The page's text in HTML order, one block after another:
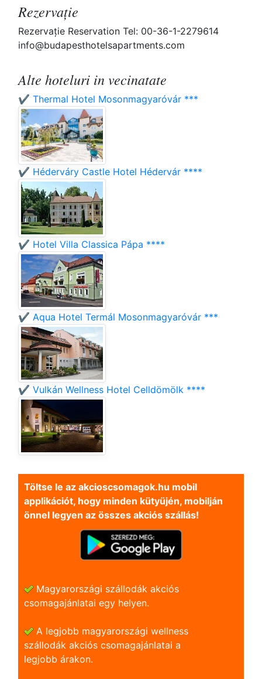
Rezervaţie
Rezervaţie Reservation Tel: 00-36-1-2279614
info@budapesthotelsapartments.com
Alte hoteluri in vecinatate
✔️ Thermal Hotel Mosonmagyaróvár ***
✔️ Héderváry Castle Hotel Hédervár ****
✔️ Hotel Villa Classica Pápa ****
✔️ Aqua Hotel Termál Mosonmagyaróvár ***
✔️ Vulkán Wellness Hotel Celldömölk ****
Töltse le az akcioscsomagok.hu mobil
applikációt, hogy minden kütyüjén, mobilján
önnel legyen az összes akciós szállás!
Magyarországi szállodák akciós
csomagajánlatai egy helyen.
A legjobb magyarországi wellness
szállodák akciós csomagajánlatai a
legjobb árakon.